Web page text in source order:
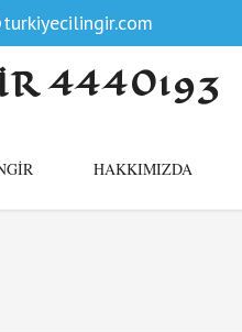
4440193
HAKKIMIZDA